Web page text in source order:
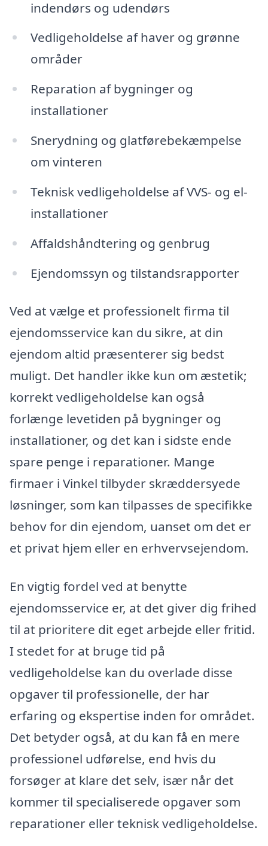
indendørs og udendørs
Vedligeholdelse af haver og grønne
områder
Reparation af bygninger og
installationer
Snerydning og glatførebekæmpelse
om vinteren
Teknisk vedligeholdelse af VVS- og el-
installationer
Affaldshåndtering og genbrug
Ejendomssyn og tilstandsrapporter
Ved at vælge et professionelt firma til
ejendomsservice kan du sikre, at din
ejendom altid præsenterer sig bedst
muligt. Det handler ikke kun om æstetik;
korrekt vedligeholdelse kan også
forlænge levetiden på bygninger og
installationer, og det kan i sidste ende
spare penge i reparationer. Mange
firmaer i Vinkel tilbyder skræddersyede
løsninger, som kan tilpasses de specifikke
behov for din ejendom, uanset om det er
et privat hjem eller en erhvervsejendom.
En vigtig fordel ved at benytte
ejendomsservice er, at det giver dig frihed
til at prioritere dit eget arbejde eller fritid.
I stedet for at bruge tid på
vedligeholdelse kan du overlade disse
opgaver til professionelle, der har
erfaring og ekspertise inden for området.
Det betyder også, at du kan få en mere
professionel udførelse, end hvis du
forsøger at klare det selv, især når det
kommer til specialiserede opgaver som
reparationer eller teknisk vedligeholdelse.